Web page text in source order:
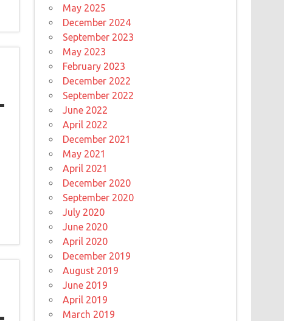
May 2025
December 2024
September 2023
May 2023
February 2023
December 2022
September 2022
June 2022
April 2022
December 2021
May 2021
April 2021
December 2020
September 2020
July 2020
June 2020
April 2020
December 2019
August 2019
June 2019
April 2019
March 2019